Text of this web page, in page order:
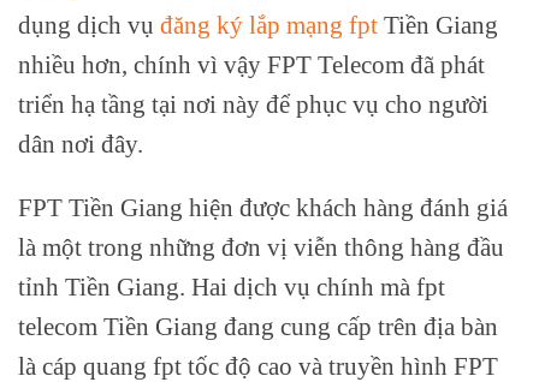
dụng dịch vụ đăng ký lắp mạng fpt Tiền Giang
nhiều hơn, chính vì vậy FPT Telecom đã phát
triển hạ tầng tại nơi này để phục vụ cho người
dân nơi đây.
FPT Tiền Giang hiện được khách hàng đánh giá
là một trong những đơn vị viễn thông hàng đầu
tỉnh Tiền Giang. Hai dịch vụ chính mà fpt
telecom Tiền Giang đang cung cấp trên địa bàn
là cáp quang fpt tốc độ cao và truyền hình FPT